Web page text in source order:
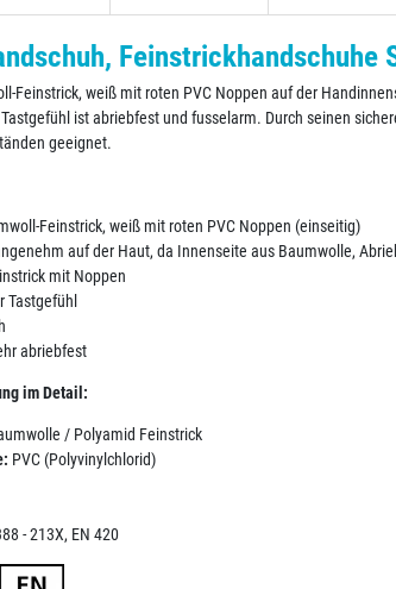
Feinstrickhandschuhe
Feinstrick, weiß mit roten PVC Noppen auf der
ist abriebfest und fusselarm. Durch seinen
geeignet.
Feinstrick, weiß mit roten PVC Noppen (einseitig)
auf der Haut, da Innenseite aus Baumwolle,
mit Noppen
Tastgefühl
abriebfest
im Detail:
/ Polyamid Feinstrick
PVC (Polyvinylchlorid)
- 213X, EN 420